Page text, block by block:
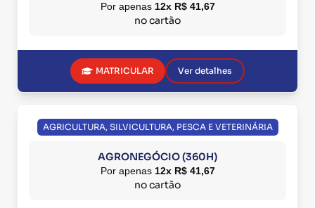
Por apenas 12x R$ 41,67
no cartão
MATRICULAR Ver detalhes
AGRICULTURA, SILVICULTURA, PESCA E VETERINÁRIA
AGRONEGÓCIO (360H)
Por apenas 12x R$ 41,67
no cartão